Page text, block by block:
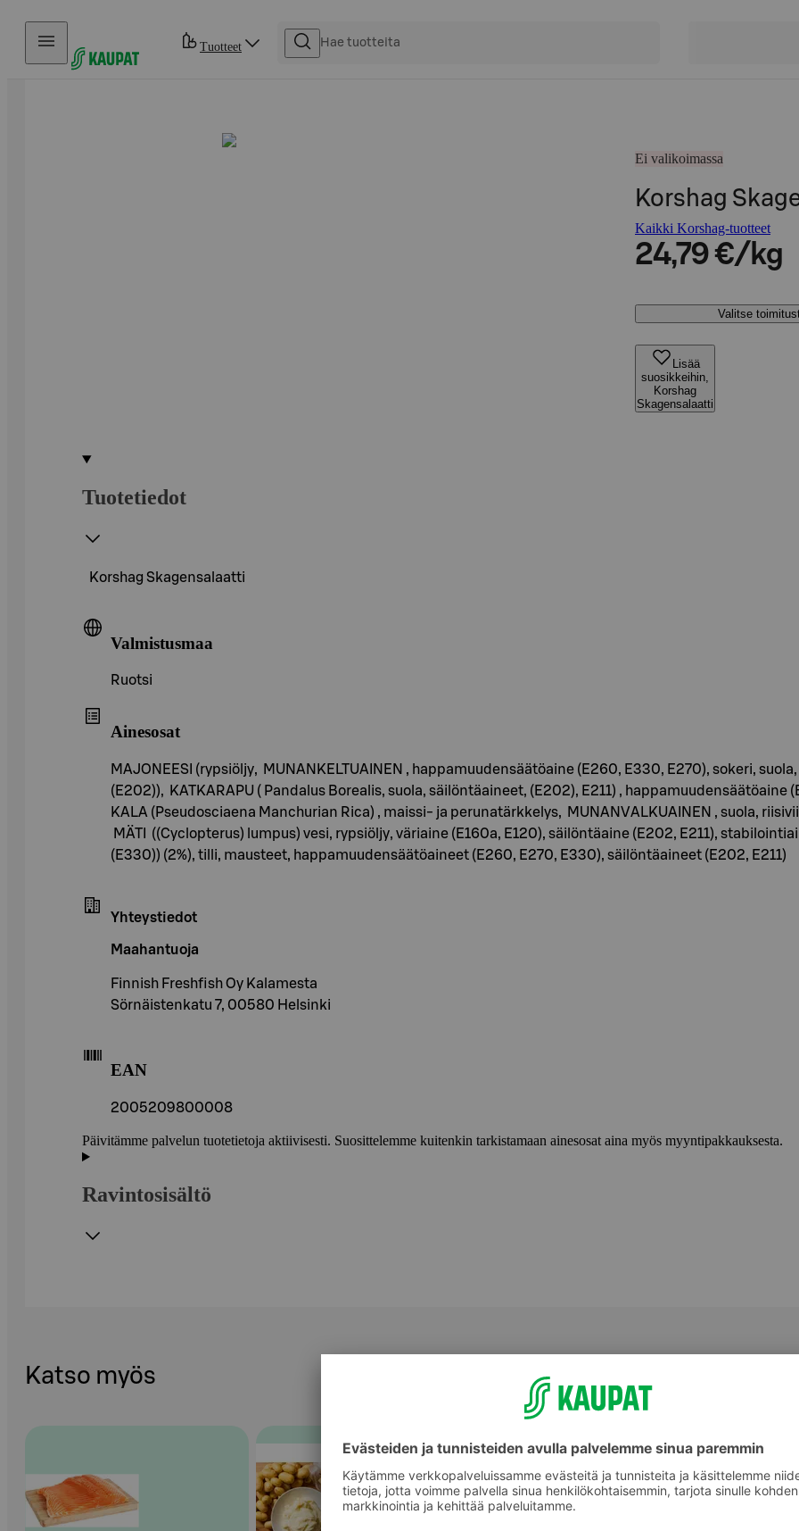
Hyppää sisältöön
Tuotteet
Ei valikoimassa
Korshag
Kaikki Korshag-tuotteet
24,79 €/kg
Valitse
Lisää
suosikkeihin,
Korshag
Skagensalaatti
Tuotetiedot
Korshag Skagensalaatti
Valmistusmaa
Ruotsi
Ainesosat
MAJONEESI (rypsiöljy, MUNANKELTUAINEN , happamuudensäätöaine (E260, E330, E270), sokeri,
(E202)), KATKARAPU ( Pandalus Borealis, suola, säilöntäaineet, (E202), E211) , happamuudensäätöaine
KALA (Pseudosciaena Manchurian Rica) , maissi- ja perunatärkkelys, MUNANVALKUAINEN , suola,
MÄTI ((Cyclopterus) lumpus) vesi, rypsiöljy, väriaine (E160a, E120), säilöntäaine (E202, E211),
(E330)) (2%), tilli, mausteet, happamuudensäätöaineet (E260, E270, E330), säilöntäaineet (E202, E211)
Yhteystiedot
Maahantuoja
Finnish Freshfish Oy Kalamesta
Sörnäistenkatu 7, 00580 Helsinki
EAN
2005209800008
Päivitämme palvelun tuotetietoja aktiivisesti. Suosittelemme kuitenkin tarkistamaan ainesosat aina myös myyntipakkauksesta.
Ravintosisältö
Katso myös